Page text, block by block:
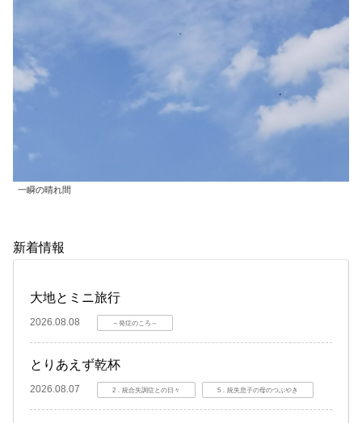
一瞬の晴れ間
新着情報
大地とミニ旅行
2026.08.08 ～発症のころ～
とりあえず乾杯
2026.08.07 2．統合失調症との日々 5．統失息子の母のつぶやき